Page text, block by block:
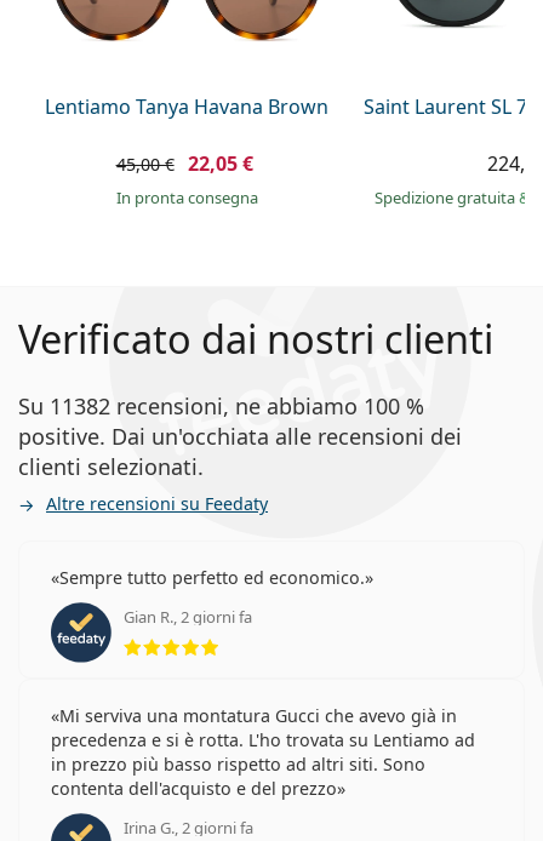
Lentiamo Tanya Havana Brown
45,00 € 22,05 €
in pronta consegna
Saint Laurent SL
Spedizione gratuita&
Verificato dai nostri clienti
Su 11382 recensioni, ne abbiamo 100 %
positive. Dai un'occhiata alle recensioni dei
clienti selezionati.
Altre recensioni su Feedaty
Sempre tutto perfetto ed economico.
Gian R., 2 giorni fa
Mi serviva una montatura Gucci che avevo già in
precedenza e si è rotta. L'ho trovata su Lentiamo ad
in prezzo più basso rispetto ad altri siti. Sono
contenta dell'acquisto e del prezzo
Irina G., 2 giorni fa